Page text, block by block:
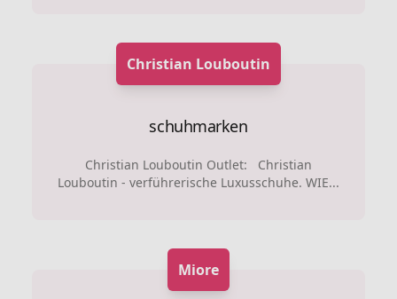
Christian Louboutin
schuhmarken
Christian Louboutin Outlet: Christian
Louboutin - verführerische Luxusschuhe. WIE...
Miore